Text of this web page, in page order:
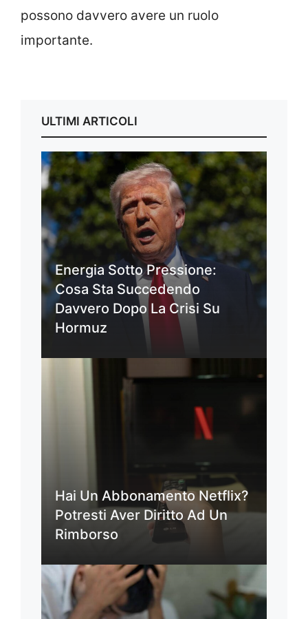
possono davvero avere un ruolo
importante.
ULTIMI ARTICOLI
Energia Sotto Pressione:
Cosa Sta Succedendo
Davvero Dopo La Crisi Su
Hormuz
Hai Un Abbonamento Netflix?
Potresti Aver Diritto Ad Un
Rimborso